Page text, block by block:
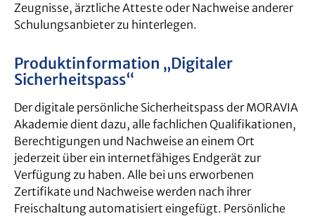
Zeugnisse, ärztliche Atteste oder Nachweise anderer
Schulungsanbieter zu hinterlegen.
Produktinformation „Digitaler
Sicherheitspass“
Der digitale persönliche Sicherheitspass der MORAVIA
Akademie dient dazu, alle fachlichen Qualifikationen,
Berechtigungen und Nachweise an einem Ort
jederzeit über ein internetfähiges Endgerät zur
Verfügung zu haben. Alle bei uns erworbenen
Zertifikate und Nachweise werden nach ihrer
Freischaltung automatisiert eingefügt. Persönliche